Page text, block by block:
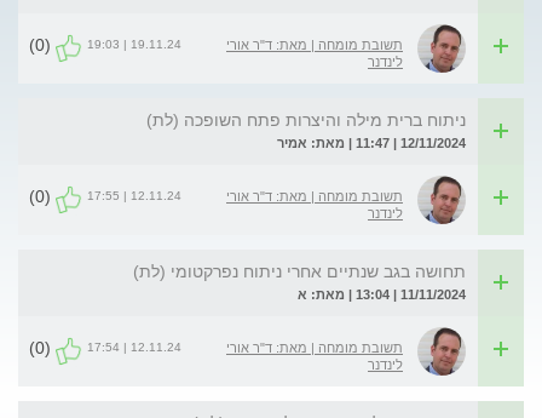
תשובת מומחה | מאת: ד"ר אורי
לינדנר
19.11.24 | 19:03
(0)
ניתוח ברית מילה והיצרות פתח השופכה (לת)
12/11/2024 | 11:47 | מאת: אמיר
תשובת מומחה | מאת: ד"ר אורי
לינדנר
12.11.24 | 17:55
(0)
תחושה בגב שנתיים אחרי ניתוח נפרקטומי (לת)
11/11/2024 | 13:04 | מאת: א
תשובת מומחה | מאת: ד"ר אורי
לינדנר
12.11.24 | 17:54
(0)